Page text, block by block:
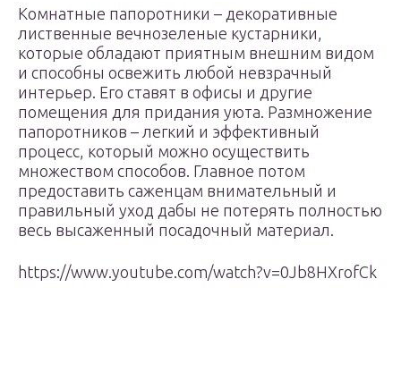
Комнатные папоротники – декоративные
лиственные вечнозеленые кустарники,
которые обладают приятным внешним видом
и способны освежить любой невзрачный
интерьер. Его ставят в офисы и другие
помещения для придания уюта. Размножение
папоротников – легкий и эффективный
процесс, который можно осуществить
множеством способов. Главное потом
предоставить саженцам внимательный и
правильный уход дабы не потерять полностью
весь высаженный посадочный материал.
https://www.youtube.com/watch?v=0Jb8HXrofCk